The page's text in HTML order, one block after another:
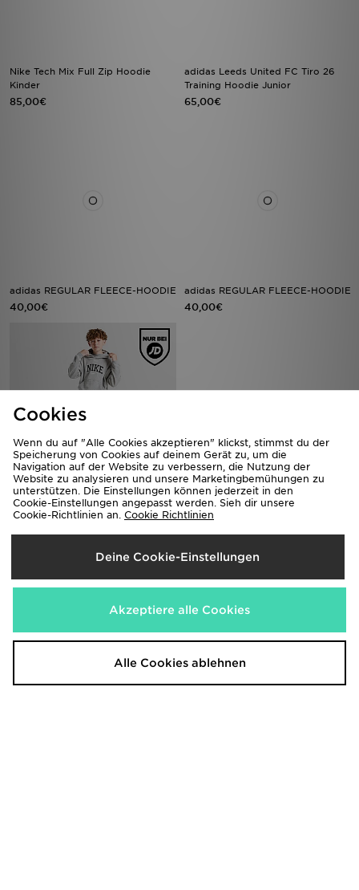
Nike Tech Mix Full Zip Hoodie
Kinder
85,00€
adidas Leeds United FC Tiro 26
Training Hoodie Junior
65,00€
adidas REGULAR FLEECE-HOODIE
40,00€
adidas REGULAR FLEECE-HOODIE
40,00€
Nike Varsity Graphic Hoodie
Kinder
The North Face Simple Dome
Hoodie Kinder
Cookies
Wenn du auf "Alle Cookies akzeptieren" klickst, stimmst du der
Speicherung von Cookies auf deinem Gerät zu, um die
Navigation auf der Website zu verbessern, die Nutzung der
Website zu analysieren und unsere Marketingbemühungen zu
unterstützen. Die Einstellungen können jederzeit in den
Cookie-Einstellungen angepasst werden. Sieh dir unsere
Cookie-Richtlinien an. Cookie Richtlinien
Deine Cookie-Einstellungen
Akzeptiere alle Cookies
Alle Cookies ablehnen